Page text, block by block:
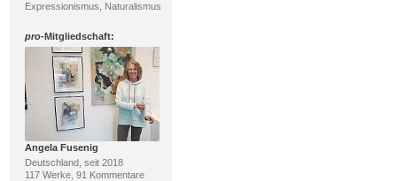
Expressionismus, Naturalismus
pro-Mitgliedschaft:
Angela Fusenig
Deutschland, seit 2018
117 Werke, 91 Kommentare